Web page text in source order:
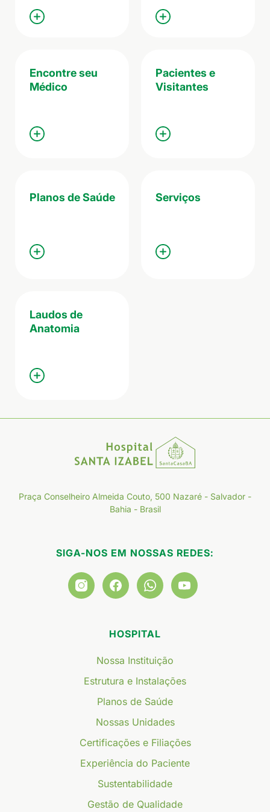
Encontre seu
Médico
Pacientes e
Visitantes
Planos de Saúde Serviços
Laudos de
Anatomia
Praça Conselheiro Almeida Couto, 500 Nazaré - Salvador -
Bahia - Brasil
SIGA-NOS EM NOSSAS REDES:
HOSPITAL
Nossa Instituição
Estrutura e Instalações
Planos de Saúde
Nossas Unidades
Certificações e Filiações
Experiência do Paciente
Sustentabilidade
Gestão de Qualidade